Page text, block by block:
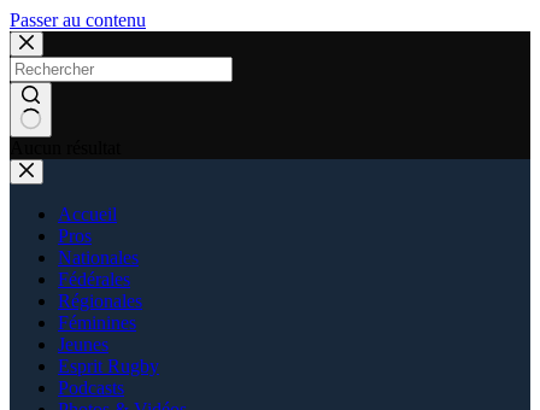
Passer au contenu
Accueil
Pros
Nationales
Fédérales
Régionales
Féminines
Jeunes
Esprit Rugby
Podcasts